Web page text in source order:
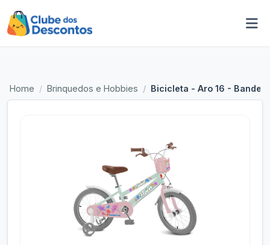
Home Brinquedos e Hobbies Bicicleta - Aro 16 -